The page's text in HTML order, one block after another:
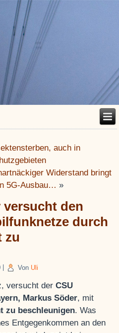
auch in
Widerstand bringt
5G-Ausbau… »
versucht den
durch
zu
Von Uli
versucht derCSU
Markus Söder, mit
zu beschleunigen. Was
Entgegenkommen an den